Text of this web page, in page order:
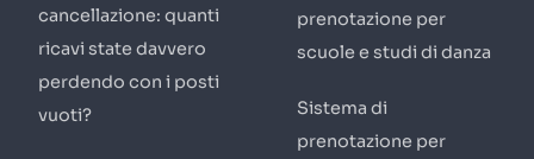
cancellazione: quanti
ricavi state davvero
perdendo con i posti
vuoti?
prenotazione per
scuole e studi di danza
Sistema di
prenotazione per